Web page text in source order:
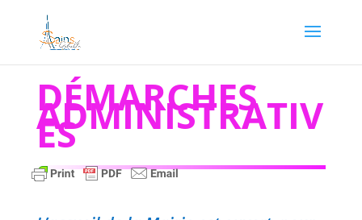
DÉMARCHES
ADMINISTRATIV
ES